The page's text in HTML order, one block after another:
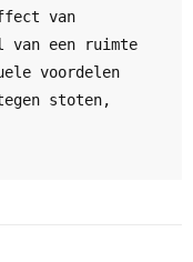
van
een ruimte
voordelen
stoten,